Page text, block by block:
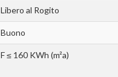
Libero al Rogito
Buono
F ≤ 160 KWh (m²a)